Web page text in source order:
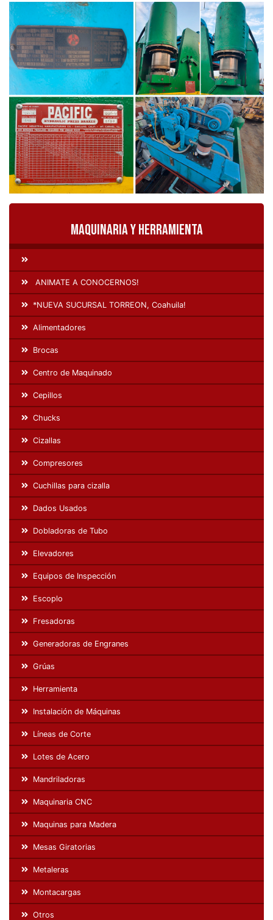
Maquinaria y Herramienta
ANIMATE A CONOCERNOS!
*NUEVA SUCURSAL TORREON, Coahuila!
Alimentadores
Brocas
Centro de Maquinado
Cepillos
Chucks
Cizallas
Compresores
Cuchillas para cizalla
Dados Usados
Dobladoras de Tubo
Elevadores
Equipos de Inspección
Escoplo
Fresadoras
Generadoras de Engranes
Grúas
Herramienta
Instalación de Máquinas
Líneas de Corte
Lotes de Acero
Mandriladoras
Maquinaria CNC
Maquinas para Madera
Mesas Giratorias
Metaleras
Montacargas
Otros